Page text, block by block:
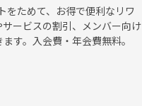
をためて、お得で便利なリワ
ービスの割引、メンバー向け
す。入会費・年会費無料。